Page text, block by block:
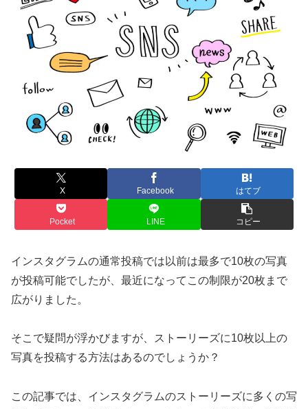
X Facebook はてブ
Pocket LINE コピー
インスタグラムの通常投稿では以前は最多で10枚の写真
が投稿可能でしたが、最近になってこの制限が20枚まで
広がりました。
そこで疑問が浮かびますが、ストーリーズに10枚以上の
写真を投稿する方法はあるのでしょうか？
この記事では、インスタグラムのストーリーズに多くの写